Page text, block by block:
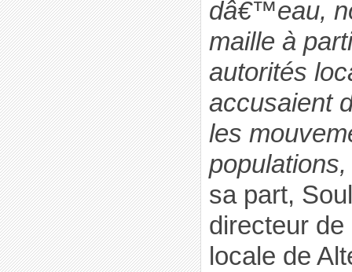
dâ€™eau,
maille à
autorités
accusaient
les
sa part,
directeur
locale de